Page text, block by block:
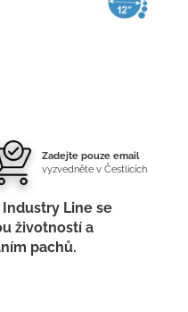
Zadejte pouze email
vyzvedněte v Čestlicích
Line se
životností a
pachů.